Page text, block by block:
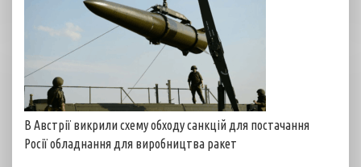
В Австрії викрили схему обходу санкцій для постачання
Росії обладнання для виробництва ракет